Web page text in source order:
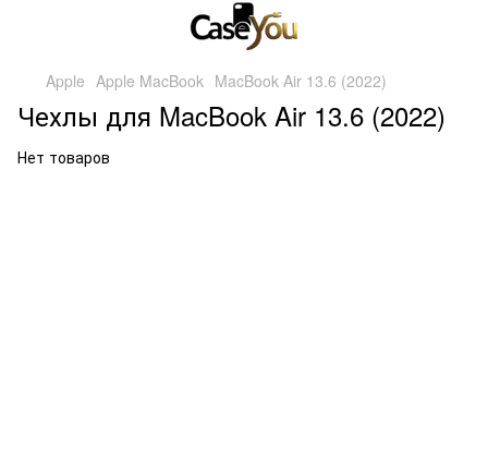
Apple Apple MacBook MacBook Air 13.6 (2022)
Чехлы для MacBook Air 13.6 (2022)
Нет товаров